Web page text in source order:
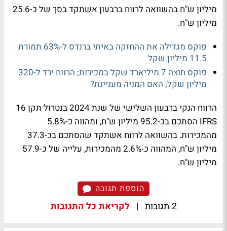
מיליון ש"ח בהשוואה לרווח ברבעון אשתקד בסך של כ-25.6
מיליון ש"ח.
פוקס מגדילה את ההחזקה באיתי ברנדס ל-63% תמורת
11.5 מיליון שקל
פוקס חוצה 7 מיליארד שקל במכירות; הרווח ירד ל-320
מיליון שקל; האם המניה מעניינת?
הרווח הנקי ברבעון השלישי של שנת 2024 בנטרול תקן 16
IFRS
הסתכם בכ-95.2 מיליון ש"ח, ומהווה כ-5.8%
מהמכירות. בהשוואה לרווח אשתקד שהסתכם בכ-37.3
מיליון ש"ח, המהווה כ-2.6% מהמכירות, עלייה של כ-57.9
מיליון ש"ח.
הוספת תגובה
2 תגובות | לקריאת כל התגובות